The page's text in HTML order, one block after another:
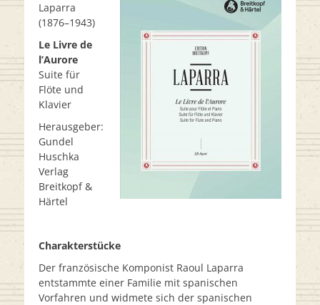
Laparra
(1876–1943)
Le Livre de
l’Aurore
Suite für
Flöte und
Klavier
Herausgeber:
Gundel
Huschka
Verlag
Breitkopf &
Härtel
Charakterstücke
Der französische Komponist Raoul Laparra
entstammte einer Familie mit spanischen
Vorfahren und widmete sich der spanischen